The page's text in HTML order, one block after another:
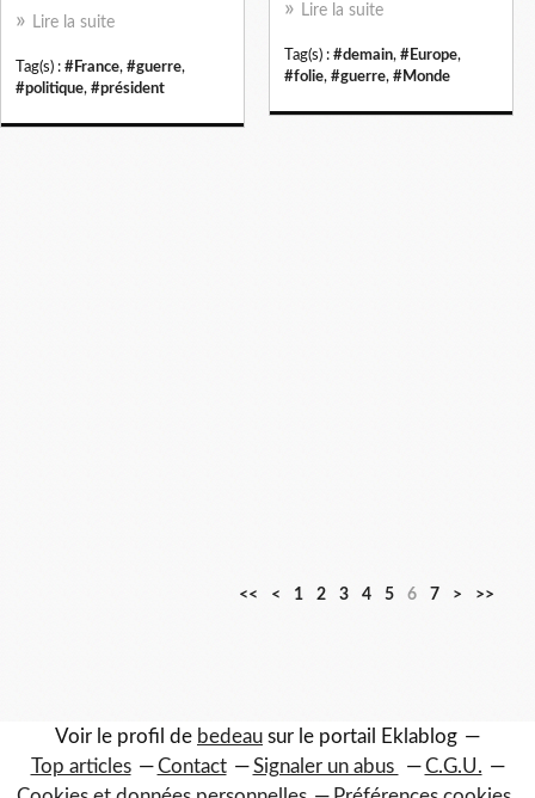
Lire la suite
Tag(s) : #demain, #Europe,
#folie, #guerre, #Monde
Lire la suite
Tag(s) : #France, #guerre,
#politique, #président
<< < 1 2 3 4 5 6 7 > >>
Voir le profil de bedeau sur le portail Eklablog
Top articles
Contact Signaler un abus
C.G.U.